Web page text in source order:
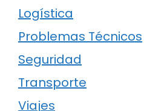
Logística
Problemas Técnicos
Seguridad
Transporte
Viajes